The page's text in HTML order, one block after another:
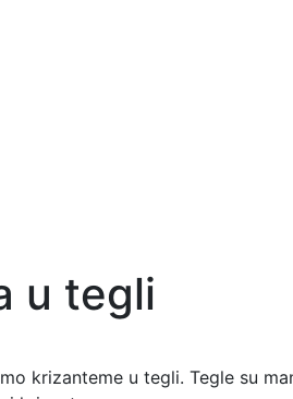
u tegli
krizanteme u tegli. Tegle su